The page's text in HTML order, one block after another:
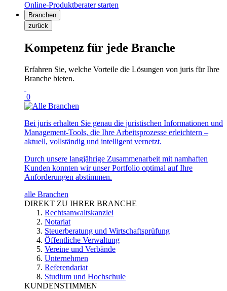
Online-Produktberater starten
Branchen
zurück
Kompetenz für jede Branche
Erfahren Sie, welche Vorteile die Lösungen von juris für Ihre
Branche bieten.
0
Bei juris erhalten Sie genau die juristischen Informationen und
Management-Tools, die Ihre Arbeitsprozesse erleichtern –
aktuell, vollständig und intelligent vernetzt.
Durch unsere langjährige Zusammenarbeit mit namhaften
Kunden konnten wir unser Portfolio optimal auf Ihre
Anforderungen abstimmen.
alle Branchen
DIREKT ZU IHRER BRANCHE
Rechtsanwaltskanzlei
Notariat
Steuerberatung und Wirtschaftsprüfung
Öffentliche Verwaltung
Vereine und Verbände
Unternehmen
Referendariat
Studium und Hochschule
KUNDENSTIMMEN